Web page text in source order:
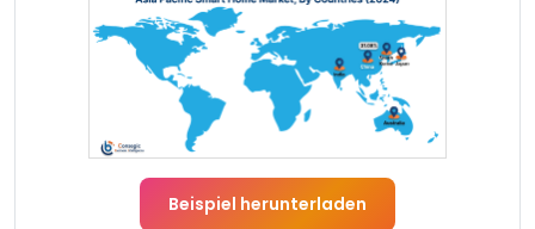
Beispiel herunterladen